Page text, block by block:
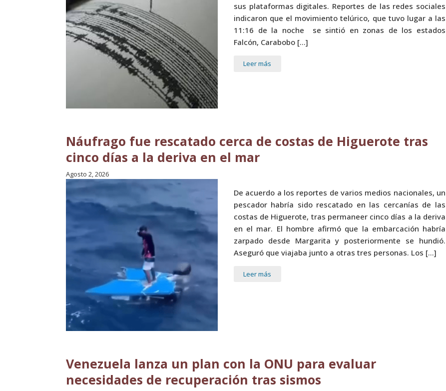
sus plataformas digitales. Reportes de las redes sociales
indicaron que el movimiento telúrico, que tuvo lugar a las
11:16 de la noche se sintió en zonas de los estados
Falcón, Carabobo […]
Leer más
Náufrago fue rescatado cerca de costas de Higuerote tras
cinco días a la deriva en el mar
Agosto 2, 2026
De acuerdo a los reportes de varios medios nacionales, un
pescador habría sido rescatado en las cercanías de las
costas de Higuerote, tras permaneer cinco días a la deriva
en el mar. El hombre afirmó que la embarcación habría
zarpado desde Margarita y posteriormente se hundió.
Aseguró que viajaba junto a otras tres personas. Los […]
Leer más
Venezuela lanza un plan con la ONU para evaluar
necesidades de recuperación tras sismos